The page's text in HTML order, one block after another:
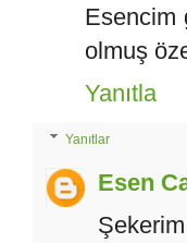
Esencim
olmuş
Yanıtla
Yanıtlar
Esen